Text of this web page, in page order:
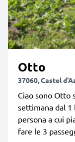
Otto
37060, Castel
Ciao sono Otto
settimana dal 1
persona a cui
fare le 3